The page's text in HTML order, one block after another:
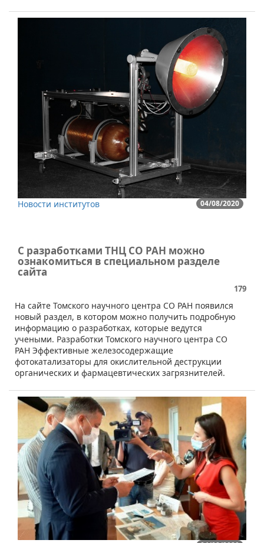
04/08/2020
Новости институтов
С разработками ТНЦ СО РАН можно
ознакомиться в специальном разделе
сайта
179
​​На сайте Томского научного центра СО РАН появился
новый раздел, в котором можно получить подробную
информацию о разработках, которые ведутся
учеными. Разработки Томского научного центра СО
РАН Эффективные железосодержащие
фотокатализаторы для окислительной деструкции
органических и фармацевтических загрязнителей.